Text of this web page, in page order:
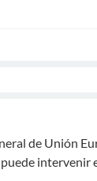
de Unión
intervenir